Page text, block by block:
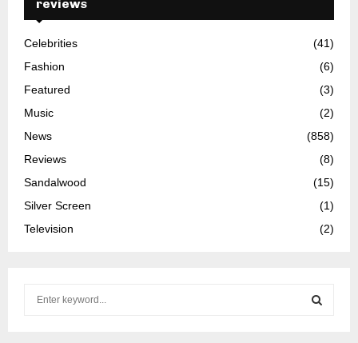
reviews
Celebrities
(41)
Fashion
(6)
Featured
(3)
Music
(2)
News
(858)
Reviews
(8)
Sandalwood
(15)
Silver Screen
(1)
Television
(2)